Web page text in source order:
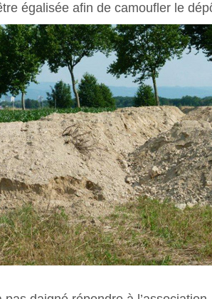
égalisée afin de camoufler le